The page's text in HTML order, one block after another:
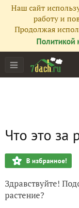
Наш сайт
работу и
Продолжая
Политикой
Что это за
В избранное!
Здравствуйте!
растение?